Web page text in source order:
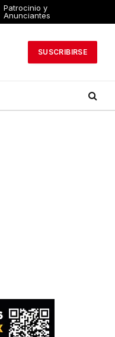
Patrocinio y Anunciantes
SUSCRIBIRSE